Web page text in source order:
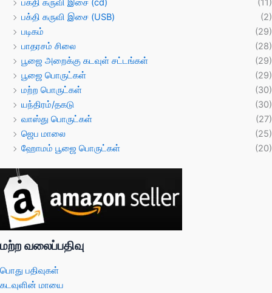
பக்தி கருவி இசை (cd)
(11)
பக்தி கருவி இசை (USB)
(2)
படிகம்
(29)
பாதரசம் சிலை
(28)
பூஜை அறைக்கு கடவுள் சட்டங்கள்
(29)
பூஜை பொருட்கள்
(29)
மற்ற பொருட்கள்
(30)
யந்திரம்/தகடு
(30)
வாஸ்து பொருட்கள்
(27)
ஜெப மாலை
(25)
ஹோமம் பூஜை பொருட்கள்
(20)
மற்ற வலைப்பதிவு
பொது பதிவுகள்
கடவுளின் மாயை